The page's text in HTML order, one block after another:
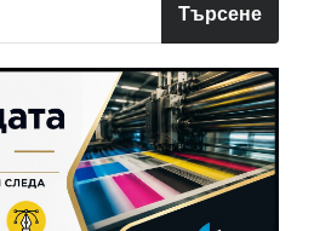
Търсене